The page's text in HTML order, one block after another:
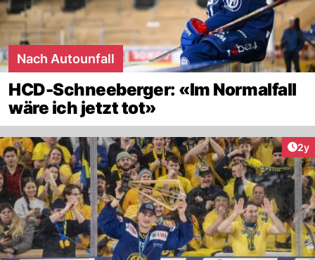
Nach Autounfall
HCD-Schneeberger: «Im Normalfall
wäre ich jetzt tot»
2y